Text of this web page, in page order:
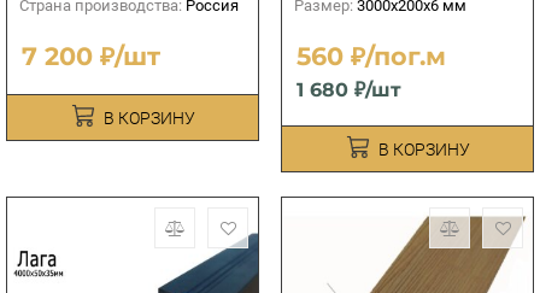
Страна производства: Россия
7 200 ₽/шт
В КОРЗИНУ
Размер: 3000х200х6 мм
560 ₽/пог.м
1 680 ₽/шт
В КОРЗИНУ